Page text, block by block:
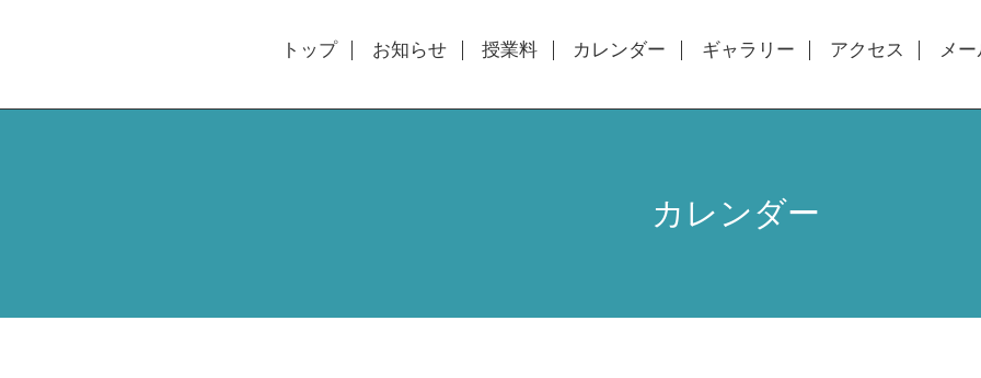
トップ お知らせ 授業料 カレンダー ギャラリー アクセス メ
カレンダー